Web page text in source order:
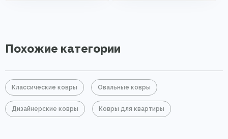
Похожие категории
Классические ковры Овальные ковры
Дизайнерские ковры Ковры для квартиры